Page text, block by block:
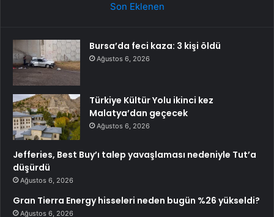
Son Eklenen
Bursa’da feci kaza: 3 kişi öldü
Ağustos 6, 2026
Türkiye Kültür Yolu ikinci kez
Malatya’dan geçecek
Ağustos 6, 2026
Jefferies, Best Buy’ı talep yavaşlaması nedeniyle Tut’a
düşürdü
Ağustos 6, 2026
Gran Tierra Energy hisseleri neden bugün %26 yükseldi?
Ağustos 6, 2026